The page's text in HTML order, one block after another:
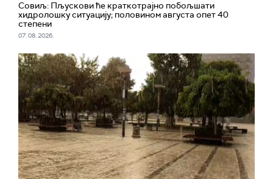
Совиљ: Пљускови ће краткотрајно побољшати
хидролошку ситуацију; половином августа опет 40
степени
07. 08. 2026.